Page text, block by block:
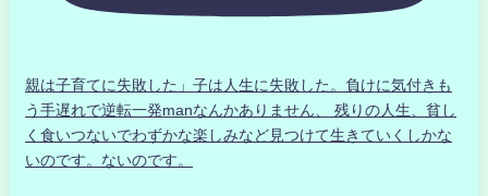
親は子育てに失敗した」子は人生に失敗した。負けに気付きも
う手遅れで逆転一発manなんかありません、 残りの人生、貧し
く食いつないでわずかな楽しみなど見つけて生きていくしかな
いのです。ないのです。